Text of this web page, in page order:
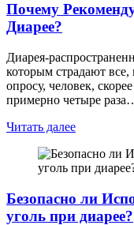
Почему
Диарее?
Диарея-
которым страдают все,
опросу, человек,
примерно четыре
Читать далее
Безопасно ли
уголь при диарее?